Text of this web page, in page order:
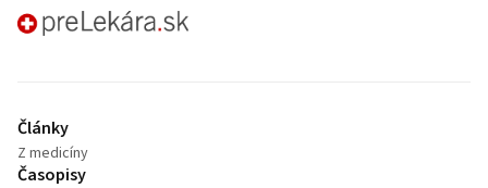
preLekára.sk
Články
Z medicíny
Časopisy